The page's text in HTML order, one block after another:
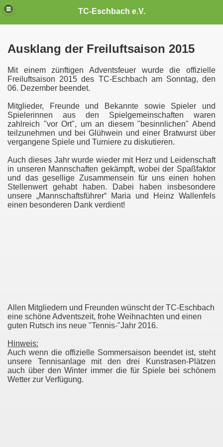
TC-Eschbach e.V.
Ausklang der Freiluftsaison 2015
Mit einem zünftigen Adventsfeuer wurde die offizielle
Freiluftsaison 2015 des TC-Eschbach am Sonntag, den
06. Dezember beendet.
Mitglieder, Freunde und Bekannte sowie Spieler und
Spielerinnen aus den Spielgemeinschaften waren
zahlreich "vor Ort", um an diesem "besinnlichen" Abend
teilzunehmen und bei Glühwein und einer Bratwurst über
vergangene Spiele und Turniere zu diskutieren.
Auch dieses Jahr wurde wieder mit Herz und Leidenschaft
in unseren Mannschaften gekämpft, wobei der Spaßfaktor
und das gesellige Zusammensein für uns einen hohen
Stellenwert gehabt haben. Dabei haben insbesondere
unsere „Mannschaftsführer“ Maria und Heinz Wallenfels
einen besonderen Dank verdient!
Allen Mitgliedern und Freunden wünscht der TC-Eschbach
eine schöne Adventszeit, frohe Weihnachten und einen
guten Rutsch ins neue "Tennis-"Jahr 2016.
Hinweis:
Auch wenn die offizielle Sommersaison beendet ist, steht
unsere Tennisanlage mit den drei Kunstrasen-Plätzen
auch über den Winter immer die für Spiele bei schönem
Wetter zur Verfügung.